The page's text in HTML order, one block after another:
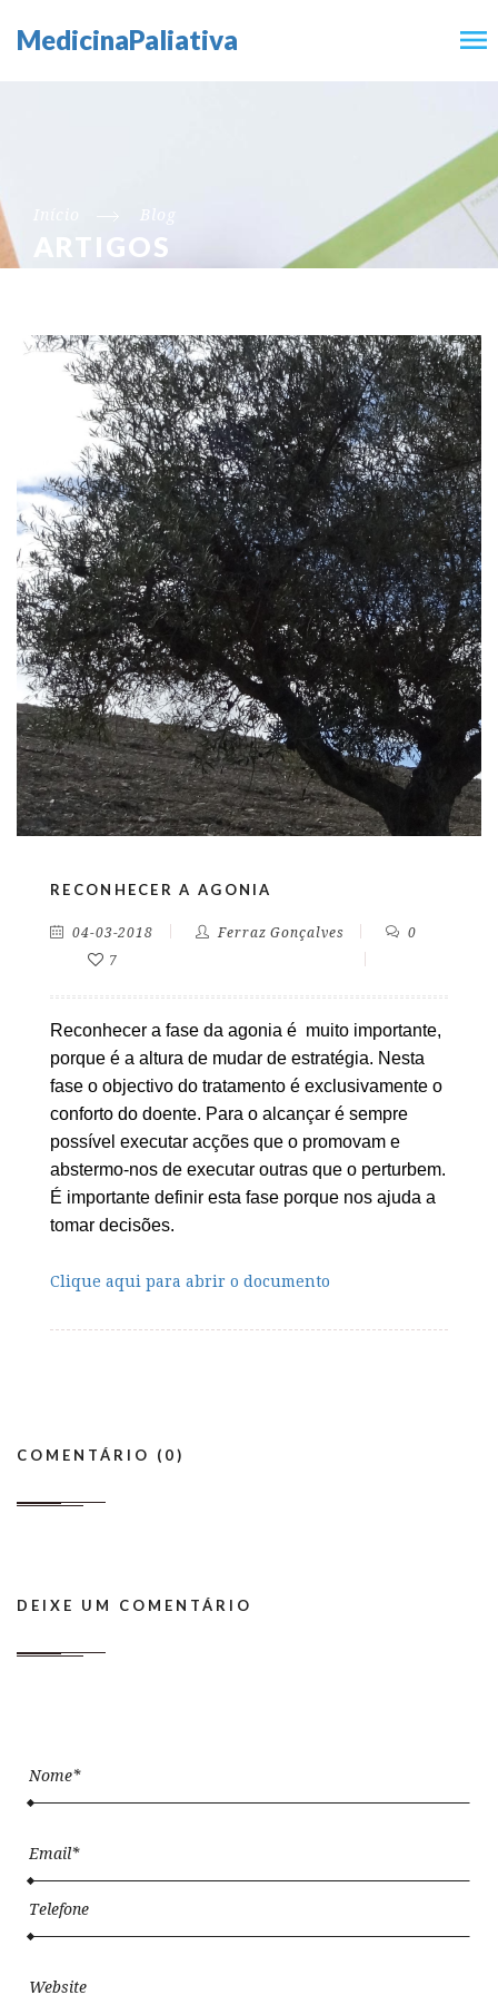
MedicinaPaliativa
Blog
ARTIGOS
RECONHECER A AGONIA
04-03-2018 Ferraz Gonçalves
0
7
Reconhecer a fase da agonia é muito importante,
porque é a altura de mudar de estratégia. Nesta
fase o objectivo do tratamento é exclusivamente o
conforto do doente. Para o alcançar é sempre
possível executar acções que o promovam e
abstermo-nos de executar outras que o perturbem.
É importante definir esta fase porque nos ajuda a
tomar decisões.
Clique aqui para abrir o documento
COMENTÁRIO (0)
DEIXE UM COMENTÁRIO